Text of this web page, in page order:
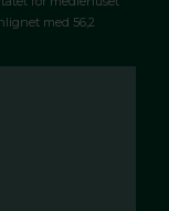
med 56,2